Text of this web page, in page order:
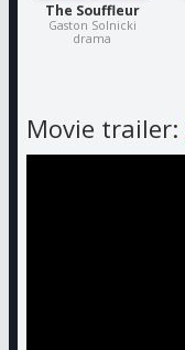
The Souffleur
Gaston Solnicki
drama
Movie trailer: